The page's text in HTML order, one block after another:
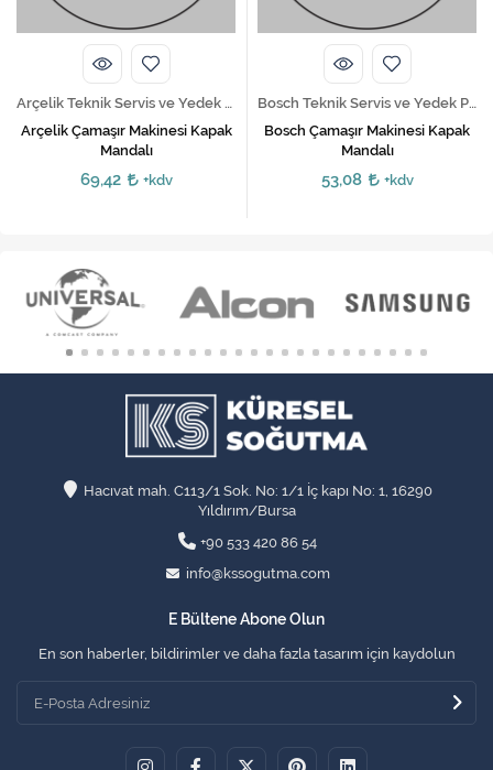
Arçelik Teknik Servis ve Yedek Parça Hizmetleri
Arçelik Çamaşır Makinesi Kapak
Mandalı
69,42 +kdv
Bosch Teknik Servis ve Yedek Parça Hizmetleri
Bosch Çamaşır Makinesi Kapak
Mandalı
53,08 +kdv
Hacıvat mah. C113/1 Sok. No: 1/1 İç kapı No: 1, 16290
Yıldırım/Bursa
+90 533 420 86 54
info@kssogutma.com
E Bültene Abone Olun
En son haberler, bildirimler ve daha fazla tasarım için kaydolun